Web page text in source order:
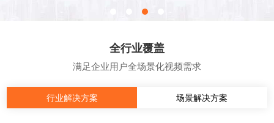
全行业覆盖
满足企业用户全场景化视频需求
行业解决方案 场景解决方案